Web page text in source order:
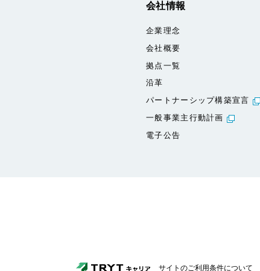
会社情報
企業理念
会社概要
拠点一覧
沿革
パートナーシップ構築宣言
一般事業主行動計画
電子公告
サイトのご利用条件について